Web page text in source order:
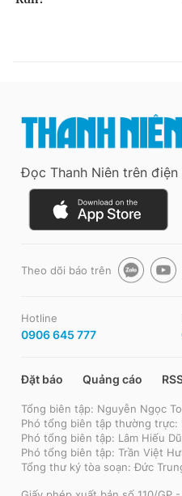
Đọc Thanh Niên trên điện
Theo dõi báo trên
Hotline
0906 645 777
Đặt báo Quảng cáo
Tổng biên tập: Nguyễn Ngọc
Phó tổng biên tập thường trực:
Phó tổng biên tập: Lâm Hiếu
Phó tổng biên tập: Trần Việt
Tổng thư ký tòa soạn: Đức